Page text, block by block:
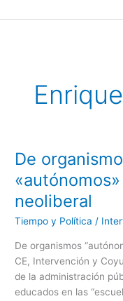
al
De
neoliberal
Tiempo y Política /
De organismos
CE, Intervención y
de la administración
educados en las
De
organismos
rectores
«autónomos»
y
afección
neoliberal